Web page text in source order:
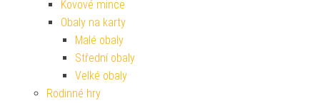
Kovové mince
Obaly na karty
Malé obaly
Střední obaly
Velké obaly
Rodinné hry